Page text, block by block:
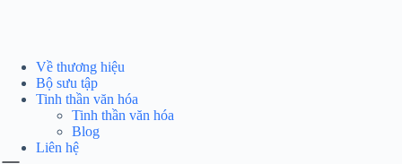
dung
Về thương hiệu
Bộ sưu tập
Tinh thần văn hóa
Tinh thần văn hóa
Blog
Liên hệ